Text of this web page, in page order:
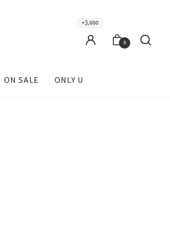
+3,000
0
ON SALE ONLY U